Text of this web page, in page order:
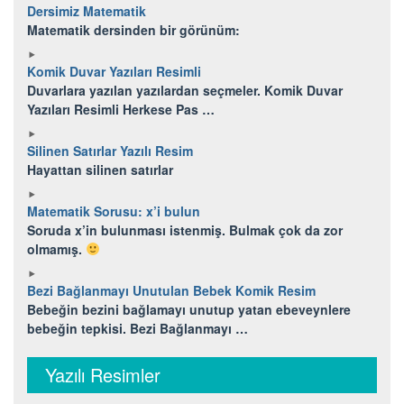
Dersimiz Matematik
Matematik dersinden bir görünüm:
Komik Duvar Yazıları Resimli
Duvarlara yazılan yazılardan seçmeler. Komik Duvar
Yazıları Resimli Herkese Pas …
Silinen Satırlar Yazılı Resim
Hayattan silinen satırlar
Matematik Sorusu: x’i bulun
Soruda x’in bulunması istenmiş. Bulmak çok da zor
olmamış.
Bezi Bağlanmayı Unutulan Bebek Komik Resim
Bebeğin bezini bağlamayı unutup yatan ebeveynlere
bebeğin tepkisi. Bezi Bağlanmayı …
Yazılı Resimler